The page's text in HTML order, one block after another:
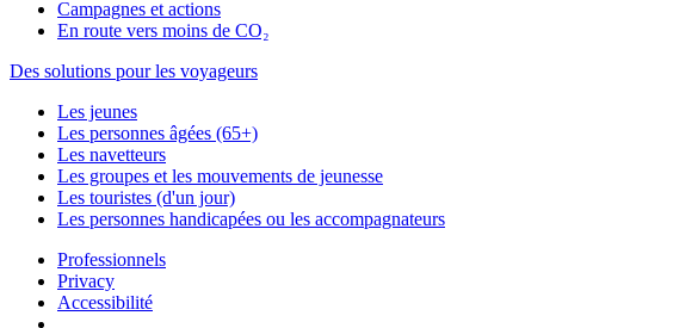
Campagnes et actions
En route vers moins de CO₂
Des solutions pour les voyageurs
Les jeunes
Les personnes âgées (65+)
Les navetteurs
Les groupes et les mouvements de jeunesse
Les touristes (d'un jour)
Les personnes handicapées ou les accompagnateurs
Professionnels
Privacy
Accessibilité